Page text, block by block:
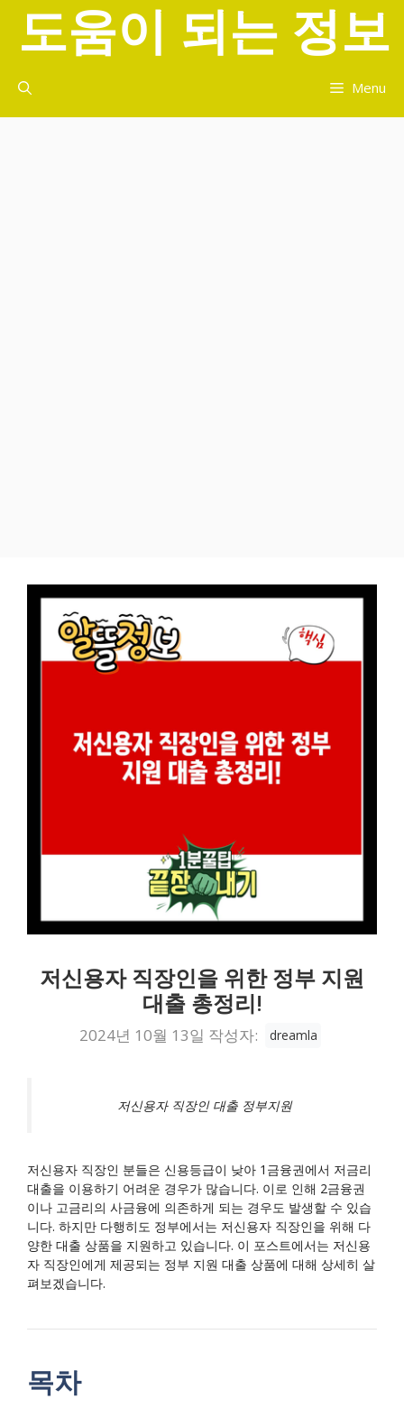
너
도움이 되는 정보
Menu
저신용자 직장인을 위한 정부 지원
대출 총정리!
2024년 10월 13일 작성자: dreamla
저신용자 직장인 대출 정부지원
저신용자 직장인 분들은 신용등급이 낮아 1금융권에서 저금리
대출을 이용하기 어려운 경우가 많습니다. 이로 인해 2금융권
이나 고금리의 사금융에 의존하게 되는 경우도 발생할 수 있습
니다. 하지만 다행히도 정부에서는 저신용자 직장인을 위해 다
양한 대출 상품을 지원하고 있습니다. 이 포스트에서는 저신용
자 직장인에게 제공되는 정부 지원 대출 상품에 대해 상세히 살
펴보겠습니다.
목차